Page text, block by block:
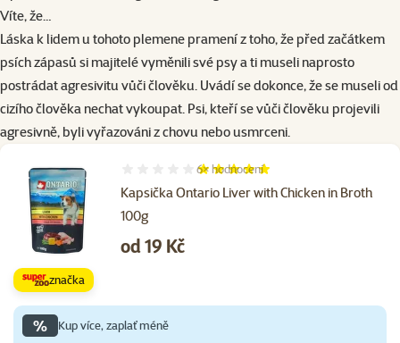
Víte, že…
Láska k lidem u tohoto plemene pramení z toho, že před začátkem
psích zápasů si majitelé vyměnili své psy a ti museli naprosto
postrádat agresivitu vůči člověku. Uvádí se dokonce, že se museli od
cizího člověka nechat vykoupat. Psi, kteří se vůči člověku projevili
agresivně, byli vyřazováni z chovu nebo usmrceni.
Kapsička Ontario Liver with Chicken in Broth
100g
Hodnocení 100%, počet hodnocení: 6
6× hodnocení
Cena
od 19 Kč
značka
% Kup více, zaplať méně